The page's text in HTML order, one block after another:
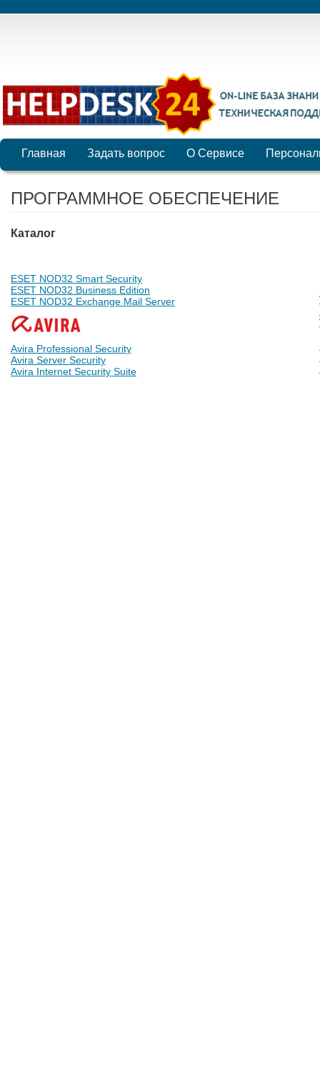
Главная Задать вопрос О Сервисе
ПРОГРАММНОЕ ОБЕСПЕЧЕНИЕ
Каталог
ESET NOD32 Smart Security
ESET NOD32 Business Edition
ESET NOD32 Exchange Mail Server
Avira Professional Security
Avira Server Security
Avira Internet Security Suite